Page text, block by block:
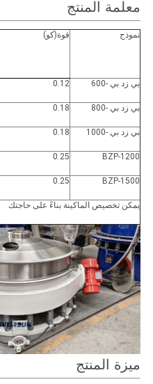
معلمة المنتج
نموذج قوة(كو)
بي زد بي -600 0.12
بي زد بي -800 0.18
بي زد بي -1000 0.18
BZP-1200
0.25
BZP-1500
0.25
يمكن تخصيص الماكينة بناءً على حاجتك
ميزة المنتج